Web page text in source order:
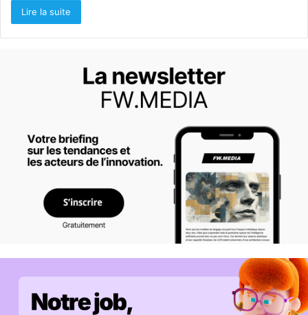
Lire la suite